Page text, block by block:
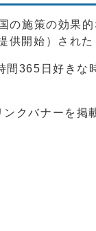
の施策の効果
供開始）された
365日好き
クバナーを掲